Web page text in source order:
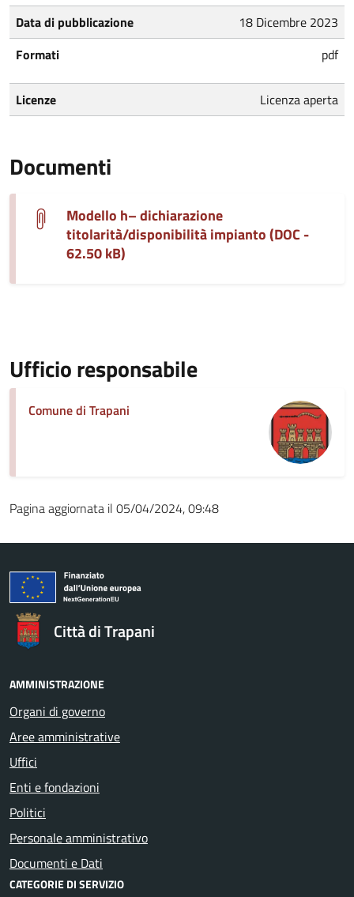
Data di pubblicazione
18 Dicembre 2023
Formati
pdf
Licenze Licenza aperta
Documenti
Modello h– dichiarazione
titolarità/disponibilità impianto (DOC -
62.50 kB)
Ufficio responsabile
Comune di Trapani
Pagina aggiornata il 05/04/2024, 09:48
Città di Trapani
AMMINISTRAZIONE
Organi di governo
Aree amministrative
Uffici
Enti e fondazioni
Politici
Personale amministrativo
Documenti e Dati
CATEGORIE DI SERVIZIO